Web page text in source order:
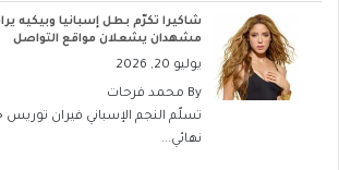
شاكيرا تكرّم بطل إسبانيا وبيكيه
مشهدان يشعلان مواقع التواصل
يوليو 20, 2026
By محمد فرحات
تسلّم النجم الإسباني فيران
نهائي...